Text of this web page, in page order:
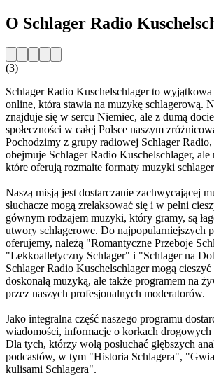
O Schlager Radio
(3)
Schlager Radio Kuschelschlager to wyjątkowa
online, która stawia na muzykę schlagerową.
znajduje się w sercu Niemiec, ale z dumą
społeczności w całej Polsce naszym
Pochodzimy z grupy radiowej Schlager
obejmuje Schlager Radio Kuschelschlager, ale
które oferują rozmaite formaty muzyki
Naszą misją jest dostarczanie zachwycającej
słuchacze mogą zrelaksować się i w pełni
gównym rodzajem muzyki, który gramy, są
utwory schlagerowe. Do najpopularniejszych
oferujemy, należą "Romantyczne Przeboje
"Lekkoatletyczny Schlager" i "Schlager na
Schlager Radio Kuschelschlager mogą
doskonałą muzyką, ale także programem na
przez naszych profesjonalnych moderatorów.
Jako integralna część naszego programu
wiadomości, informacje o korkach
Dla tych, którzy wolą posłuchać głębszych
podcastów, w tym "Historia Schlagera",
kulisami Schlagera".